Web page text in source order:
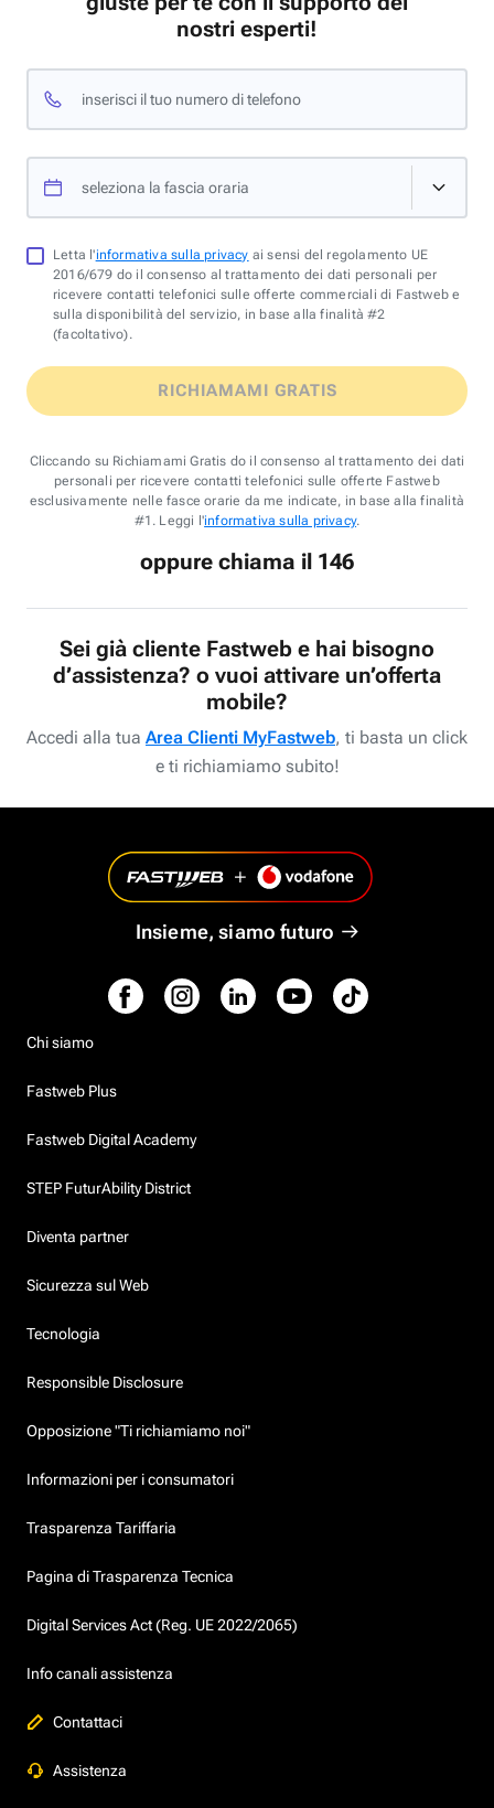
nostri esperti!
inserisci il tuo numero di telefono
seleziona la fascia oraria
Letta l'informativa sulla privacy ai sensi del regolamento UE
2016/679 do il consenso al trattamento dei dati personali per
ricevere contatti telefonici sulle offerte commerciali di Fastweb e
sulla disponibilità del servizio, in base alla finalità #2
(facoltativo).
RICHIAMAMI GRATIS
Cliccando su Richiamami Gratis do il consenso al trattamento dei dati
personali per ricevere contatti telefonici sulle offerte Fastweb
esclusivamente nelle fasce orarie da me indicate, in base alla finalità
#1. Leggi l'informativa sulla privacy.
oppure chiama il 146
Sei già cliente Fastweb e hai bisogno
d’assistenza? o vuoi attivare un’offerta
mobile?
Accedi alla tua Area Clienti MyFastweb, ti basta un click
e ti richiamiamo subito!
Insieme, siamo futuro
Chi siamo
Fastweb Plus
Fastweb Digital Academy
STEP FuturAbility District
Diventa partner
Sicurezza sul Web
Tecnologia
Responsible Disclosure
Opposizione "Ti richiamiamo noi"
Informazioni per i consumatori
Trasparenza Tariffaria
Pagina di Trasparenza Tecnica
Digital Services Act (Reg. UE 2022/2065)
Info canali assistenza
Contattaci
Assistenza